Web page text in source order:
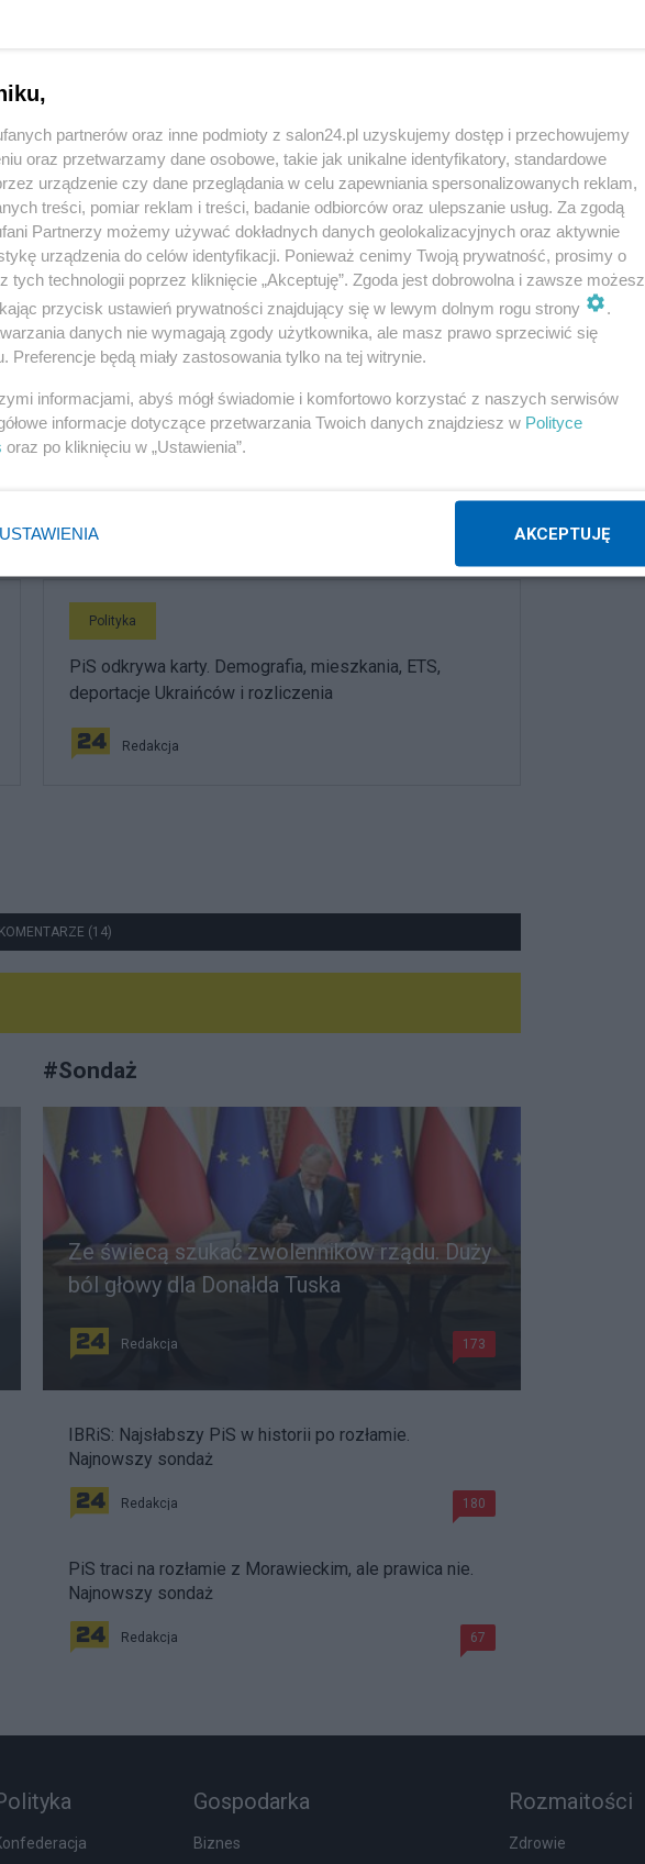
CIACHowych przeinaczeń w Mozaice
Polityka
Ze świecą szukać zwolenników rządu. Duży ból głowy
dla Donalda Tuska
Polityka
PiS odkrywa karty. Demografia, mieszkania, ETS,
deportacje Ukraińców i rozliczenia
Redakcja
(14)
#Sondaż
Ze świecą szukać zwolenników rządu. Duży
ból głowy dla Donalda Tuska
Redakcja 173
IBRiS: Najsłabszy PiS w historii po rozłamie.
Najnowszy sondaż
Redakcja 180
PiS traci na rozłamie z Morawieckim, ale prawica nie.
Najnowszy sondaż
Redakcja 67
Gospodarka
Biznes
Rozmaitości
Zdrowie
partnerów oraz inne podmioty z salon24.pl uzyskujemy dostęp i przechowujemy
oraz przetwarzamy dane osobowe, takie jak unikalne identyfikatory, standardowe
urządzenie czy dane przeglądania w celu zapewniania spersonalizowanych reklam,
treści, pomiar reklam i treści, badanie odbiorców oraz ulepszanie usług. Za zgodą
Partnerzy możemy używać dokładnych danych geolokalizacyjnych oraz aktywnie
urządzenia do celów identyfikacji. Ponieważ cenimy Twoją prywatność, prosimy o
tych technologii poprzez kliknięcie „Akceptuję”. Zgoda jest dobrowolna i zawsze możesz
przycisk ustawień prywatności znajdujący się w lewym dolnym rogu strony
danych nie wymagają zgody użytkownika, ale masz prawo sprzeciwić się
Preferencje będą miały zastosowania tylko na tej witrynie.
informacjami, abyś mógł świadomie i komfortowo korzystać z naszych serwisów
informacje dotyczące przetwarzania Twoich danych znajdziesz w Polityce
oraz po kliknięciu w „Ustawienia”.
USTAWIENIA AKCEPTUJĘ